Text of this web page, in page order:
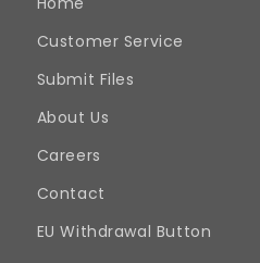
Customer Service
Submit Files
About Us
Careers
Contact
EU Withdrawal Button